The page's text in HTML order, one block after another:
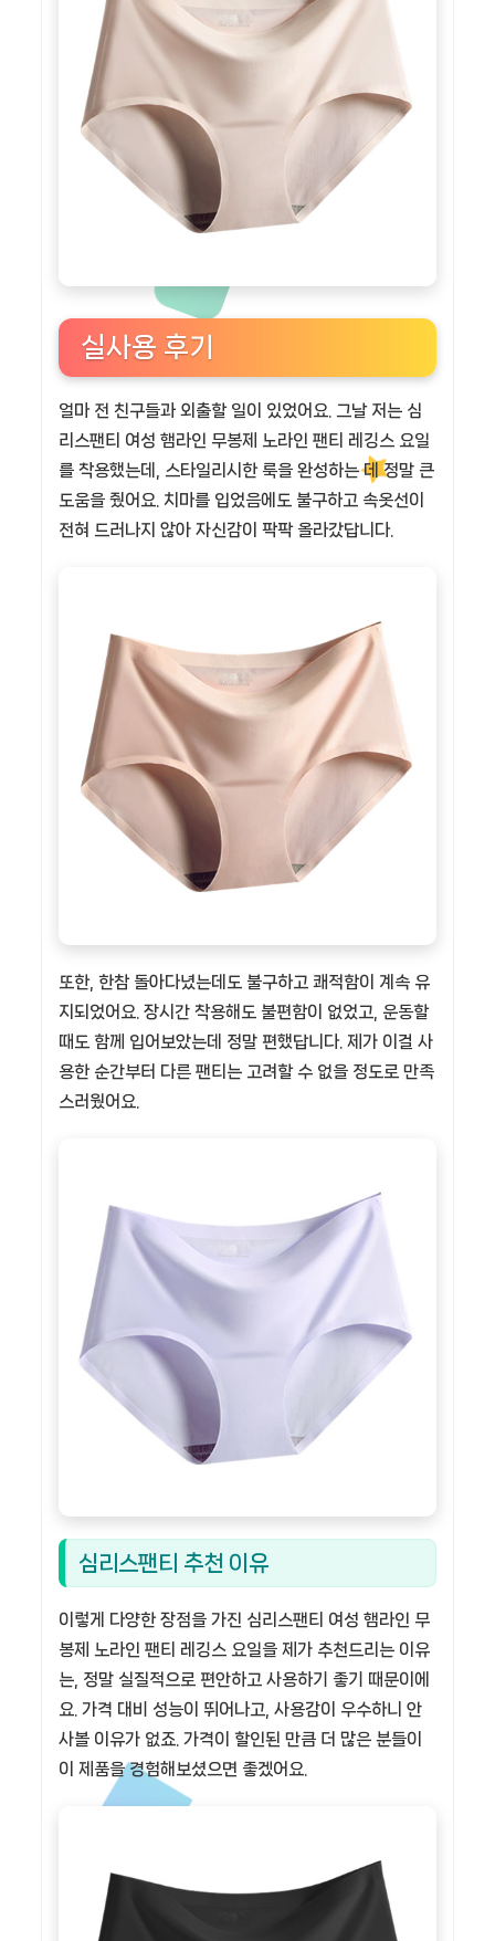
실사용 후기
얼마 전 친구들과 외출할 일이 있었어요. 그날 저는 심
리스팬티 여성 햄라인 무봉제 노라인 팬티 레깅스 요일
를 착용했는데, 스타일리시한 룩을 완성하는 데 정말 큰
도움을 줬어요. 치마를 입었음에도 불구하고 속옷선이
전혀 드러나지 않아 자신감이 팍팍 올라갔답니다.
또한, 한참 돌아다녔는데도 불구하고 쾌적함이 계속 유
지되었어요. 장시간 착용해도 불편함이 없었고, 운동할
때도 함께 입어보았는데 정말 편했답니다. 제가 이걸 사
용한 순간부터 다른 팬티는 고려할 수 없을 정도로 만족
스러웠어요.
심리스팬티 추천 이유
이렇게 다양한 장점을 가진 심리스팬티 여성 햄라인 무
봉제 노라인 팬티 레깅스 요일을 제가 추천드리는 이유
는, 정말 실질적으로 편안하고 사용하기 좋기 때문이에
요. 가격 대비 성능이 뛰어나고, 사용감이 우수하니 안
사볼 이유가 없죠. 가격이 할인된 만큼 더 많은 분들이
이 제품을 경험해보셨으면 좋겠어요.